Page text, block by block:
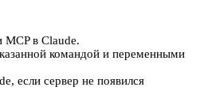
MCP в Claude.
командой и переменными
если сервер не появился